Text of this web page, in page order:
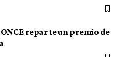
reparte un premio de